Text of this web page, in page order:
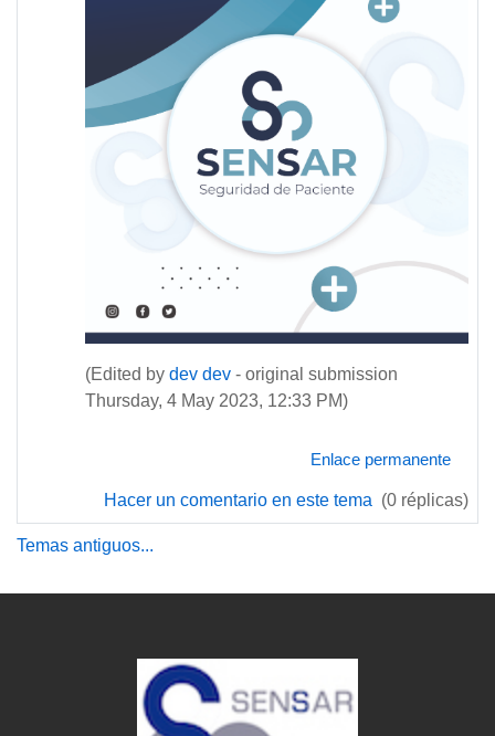
(Edited by dev dev - original submission
Thursday, 4 May 2023, 12:33 PM)
Enlace permanente
Hacer un comentario en este tema (0 réplicas)
Temas antiguos...